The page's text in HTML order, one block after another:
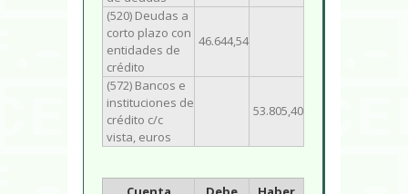
(520) Deudas a
corto plazo con
entidades de
crédito
46.644,54
(572) Bancos e
instituciones de
crédito c/c
vista, euros
53.805,40